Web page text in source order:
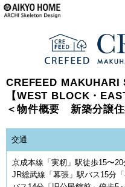
CREFEED MAKUHARI
【WEST BLOCK・
＜物件概要 新築分譲住
交通
京成本線「実籾」駅徒歩15〜20
JR総武線「幕張」駅バス15分